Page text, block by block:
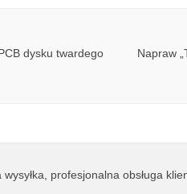
dysku twardego
Napraw
profesjonalna obsługa